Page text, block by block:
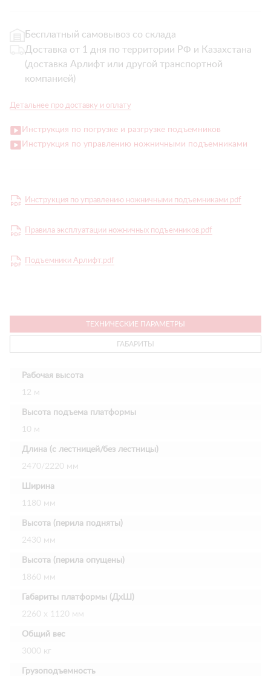
Бесплатный самовывоз со склада
Доставка от 1 дня по территории РФ и Казахстана
(доставка Арлифт или другой транспортной
компанией)
Детальнее про доставку и оплату
Инструкция по погрузке и разгрузке подъемников
Инструкция по управлению ножничными подъемниками
Инструкция по управлению ножничными подъемниками.pdf
Правила эксплуатации ножничных подъемников.pdf
Подъемники Арлифт.pdf
ТЕХНИЧЕСКИЕ ПАРАМЕТРЫ
ГАБАРИТЫ
Рабочая высота
12 м
Высота подъема платформы
10 м
Длина (с лестницей/без лестницы)
2470/2220 мм
Ширина
1180 мм
Высота (перила подняты)
2430 мм
Высота (перила опущены)
1860 мм
Габариты платформы (ДхШ)
2260 х 1120 мм
Общий вес
3000 кг
Грузоподъемность